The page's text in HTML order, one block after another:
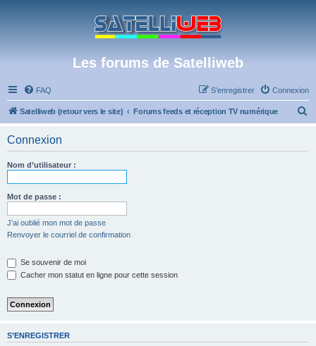
Les forums de Satelliweb
FAQ Connexion
S’enregistrer
Satelliweb (retour vers le site) Forums feeds et réception TV numérique
Connexion
Nom d’utilisateur :
Mot de passe :
J’ai oublié mon mot de passe
Renvoyer le courriel de confirmation
Se souvenir de moi
Cacher mon statut en ligne pour cette session
S’ENREGISTRER